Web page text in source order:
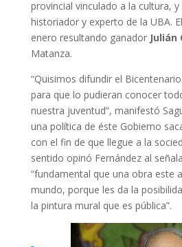
provincial vinculado a la cultura, y
historiador y experto de la UBA.
enero resultando ganador Julián
Matanza.
“Quisimos difundir el
para que lo pudieran conocer
nuestra juventud”, manifestó
una política de éste Gobierno
con el fin de que llegue a la
sentido opinó Fernández al
“fundamental que una obra este
mundo, porque les da la
la pintura mural que es pública”.